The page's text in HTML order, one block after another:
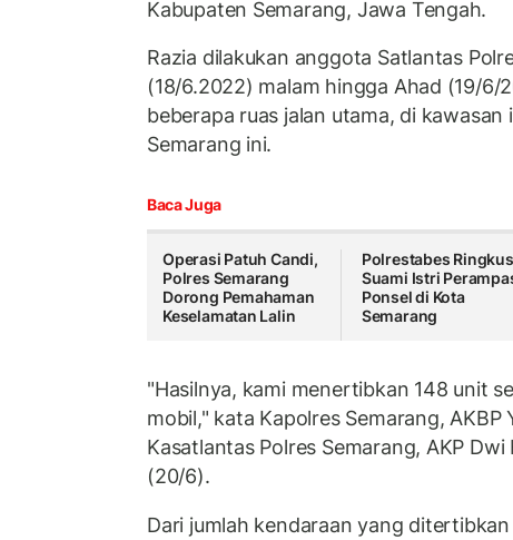
Kabupaten Semarang, Jawa Tengah.
Razia dilakukan anggota Satlantas
(18/6.2022) malam hingga Ahad (19/6/
beberapa ruas jalan utama, di kawasan
Semarang ini.
Baca Juga
Operasi Patuh Candi,
Polres Semarang
Dorong Pemahaman
Keselamatan Lalin
Polrestabes Ringkus
Suami Istri
Ponsel di Kota
Semarang
"Hasilnya, kami menertibkan 148 unit
mobil," kata Kapolres Semarang, AKBP
Kasatlantas Polres Semarang, AKP
(20/6).
Dari jumlah kendaraan yang